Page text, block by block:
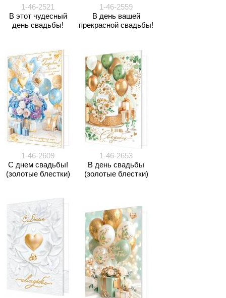
1-46-2521
В этот чудесный
день свадьбы!
1-46-2559
В день вашей
прекрасной свадьбы!
1-46-2609
С днем свадьбы!
(золотые блестки)
1-46-2653
В день свадьбы
(золотые блестки)